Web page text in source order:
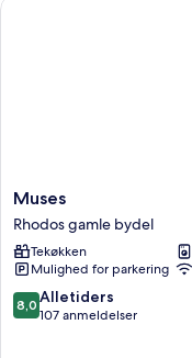
Muses
Rhodos
gamle
bydel
Muses
Rhodos gamle bydel
Tekøkken
Mulighed for parkering
8.0
ud
8,0 Alletiders
107 anmeldelser